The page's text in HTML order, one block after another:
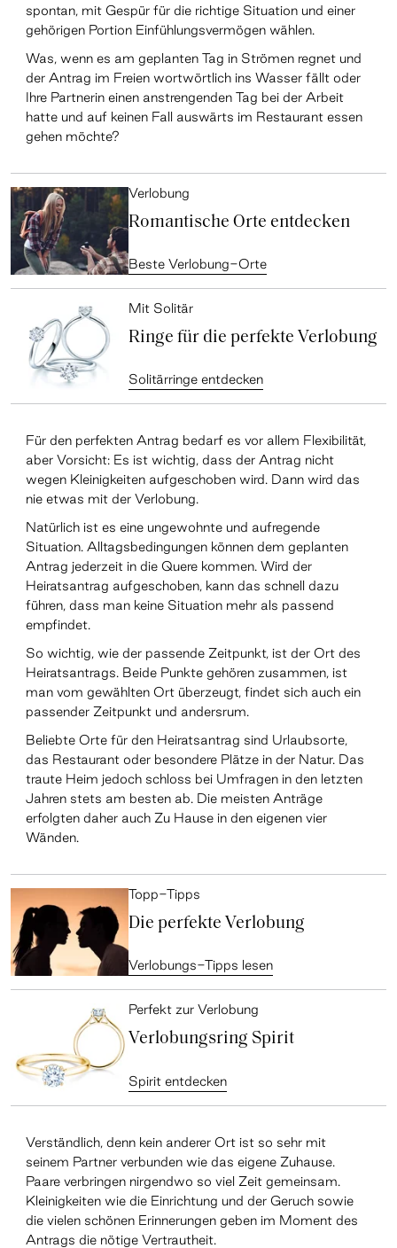
spontan, mit Gespür für die richtige Situation und einer
gehörigen Portion Einfühlungsvermögen wählen.
Was, wenn es am geplanten Tag in Strömen regnet und
der Antrag im Freien wortwörtlich ins Wasser fällt oder
Ihre Partnerin einen anstrengenden Tag bei der Arbeit
hatte und auf keinen Fall auswärts im Restaurant essen
gehen möchte?
Verlobung
Romantische Orte entdecken
Beste Verlobung-Orte
Mit Solitär
Ringe für die perfekte Verlobung
Solitärringe entdecken
Für den perfekten Antrag bedarf es vor allem Flexibilität,
aber Vorsicht: Es ist wichtig, dass der Antrag nicht
wegen Kleinigkeiten aufgeschoben wird. Dann wird das
nie etwas mit der Verlobung.
Natürlich ist es eine ungewohnte und aufregende
Situation. Alltagsbedingungen können dem geplanten
Antrag jederzeit in die Quere kommen. Wird der
Heiratsantrag aufgeschoben, kann das schnell dazu
führen, dass man keine Situation mehr als passend
empfindet.
So wichtig, wie der passende Zeitpunkt, ist der Ort des
Heiratsantrags. Beide Punkte gehören zusammen, ist
man vom gewählten Ort überzeugt, findet sich auch ein
passender Zeitpunkt und andersrum.
Beliebte Orte für den Heiratsantrag sind Urlaubsorte,
das Restaurant oder besondere Plätze in der Natur. Das
traute Heim jedoch schloss bei Umfragen in den letzten
Jahren stets am besten ab. Die meisten Anträge
erfolgten daher auch Zu Hause in den eigenen vier
Wänden.
Topp-Tipps
Die perfekte Verlobung
Verlobungs-Tipps lesen
Perfekt zur Verlobung
Verlobungsring Spirit
Spirit entdecken
Verständlich, denn kein anderer Ort ist so sehr mit
seinem Partner verbunden wie das eigene Zuhause.
Paare verbringen nirgendwo so viel Zeit gemeinsam.
Kleinigkeiten wie die Einrichtung und der Geruch sowie
die vielen schönen Erinnerungen geben im Moment des
Antrags die nötige Vertrautheit.